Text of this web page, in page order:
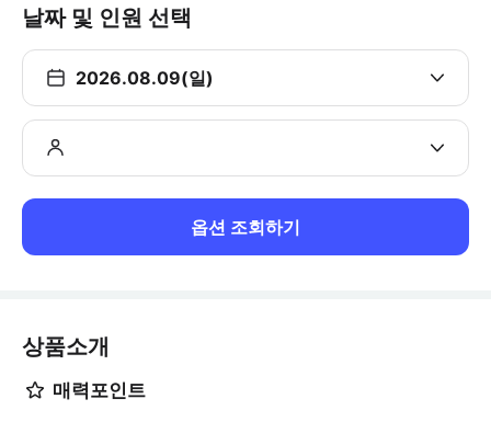
날짜 및 인원 선택
2026.08.09(일)
옵션 조회하기
상품소개
매력포인트